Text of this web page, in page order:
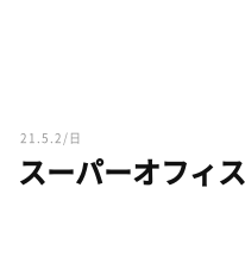
21.5.2/日
スーパーオフィス